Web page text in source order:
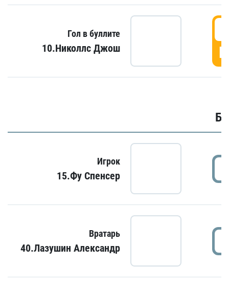
Гол в буллите
10.Николлс Джош
Игрок
15.Фу Спенсер
Вратарь
40.Лазушин Александр